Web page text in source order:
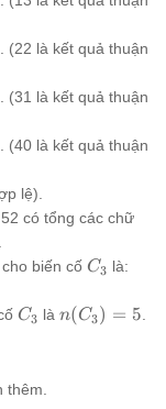
4
. (22 là kết quả thuận
. (31 là kết quả thuận
. (40 là kết quả thuận
lệ).
có tổng các chữ
biến cố C_3
C3 là:
22;
C_3
C3 làn(C_3)
n(C3) = 5
thêm.